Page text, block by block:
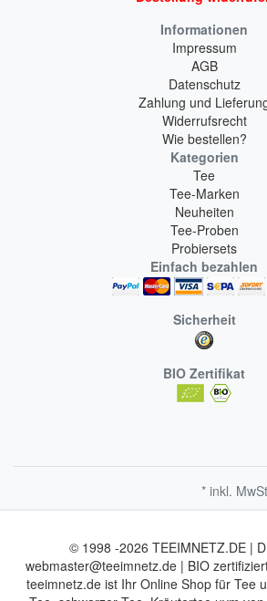
Informationen
Impressum
AGB
Datenschutz
Zahlung und
Widerrufsrecht
Wie bestellen?
Kategorien
Tee
Tee-Marken
Neuheiten
Tee-Proben
Probiersets
Einfach bezahlen
Sicherheit
BIO Zertifikat
* inkl.
© 1998 -2026 TEEIMNETZ.DE |
webmaster@teeimnetz.de | BIO
teeimnetz.de ist Ihr Online Shop für Tee